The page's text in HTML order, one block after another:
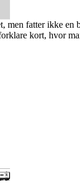
men fatter ikke en
kort, hvor